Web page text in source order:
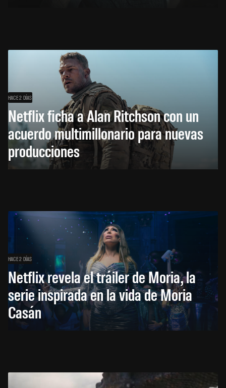
HACE 2 DÍAS
Netflix ficha a Alan Ritchson con un
acuerdo multimillonario para nuevas
producciones
HACE 2 DÍAS
Netflix revela el tráiler de Moria, la
serie inspirada en la vida de Moria
Casán